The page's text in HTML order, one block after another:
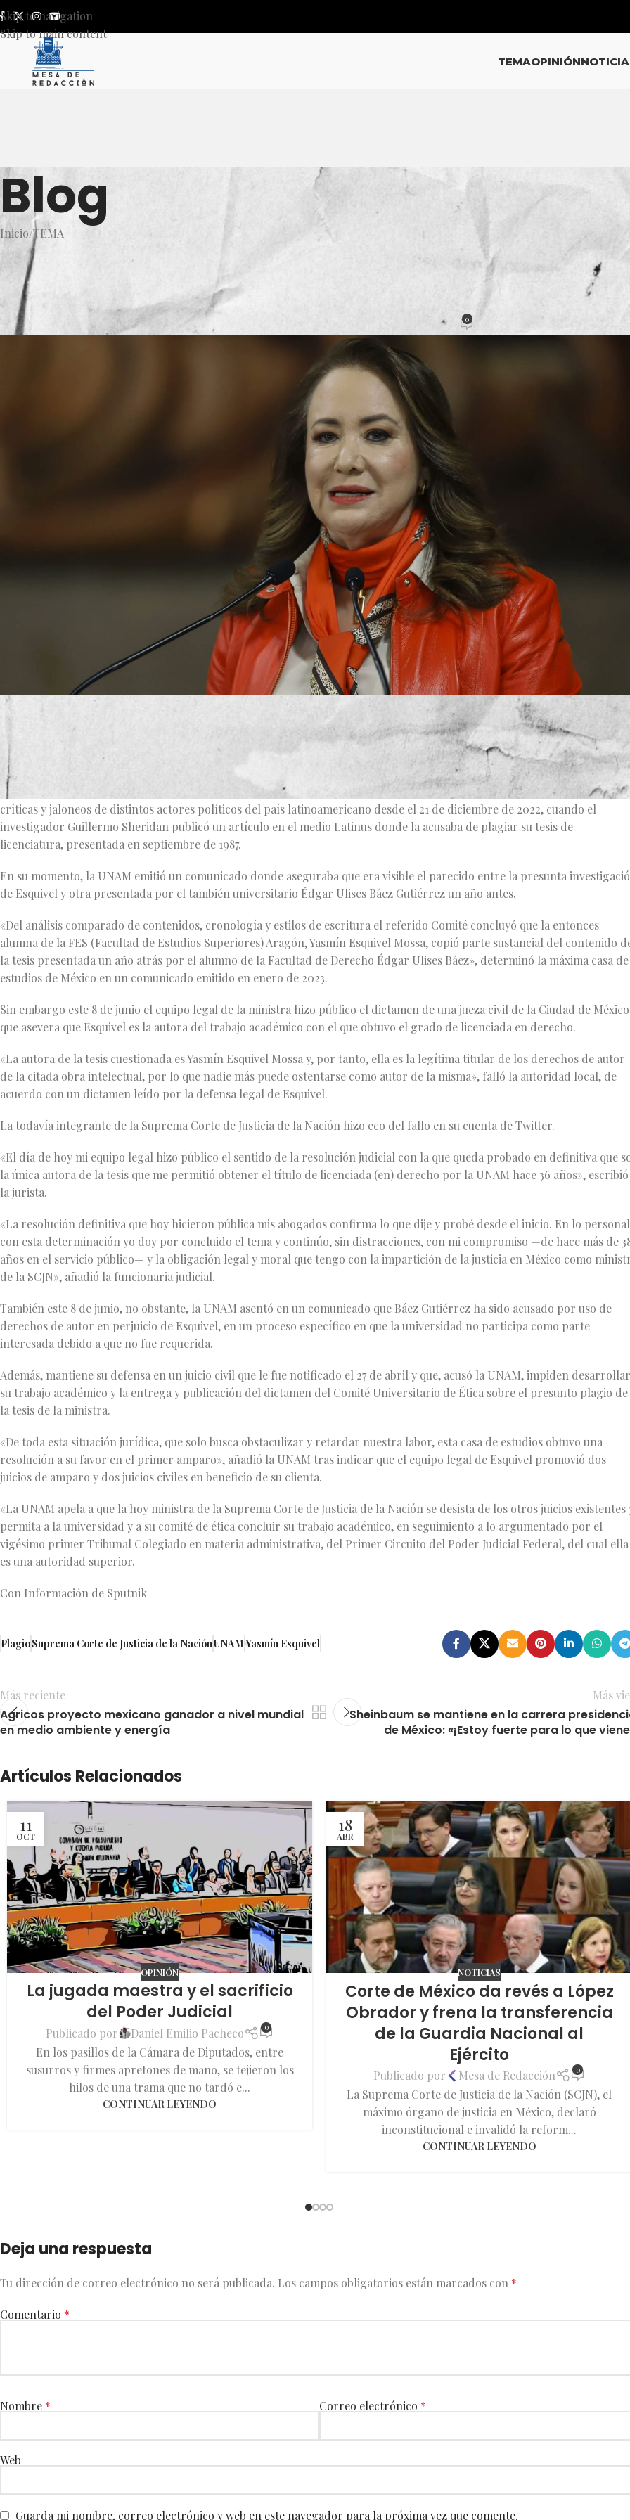
Skip to navigation
Skip to main content
TEMAOPINIÓN
Blog
Inicio TEMA
La UNAM continuará su análisis del caso de la ministra
acusada de plagio pese a fallo que la exculpa
Activado 9 junio, 2023 0
Como responsable académica de una acusación de plagio contra la ministra Yasmín Esquivel en su tesis de licenciatura, la
Universidad Nacional Autónoma de México (UNAM) advirtió que continuará con su análisis del caso, independientemente
que una autoridad de la Ciudad de México la consideró autora única del trabajo de investigación.
La ministra Esquivel, quien fue aspirante a la presidencia de la Suprema Corte de Justicia de la Nación (SCJN), ha sido foco
críticas y jaloneos de distintos actores políticos del país latinoamericano desde el 21 de diciembre de 2022, cuando el
investigador Guillermo Sheridan publicó un artículo en el medio Latinus donde la acusaba de plagiar su tesis de
licenciatura, presentada en septiembre de 1987.
En su momento, la UNAM emitió un comunicado donde aseguraba que era visible el parecido entre la presunta
de Esquivel y otra presentada por el también universitario Édgar Ulises Báez Gutiérrez un año antes.
«Del análisis comparado de contenidos, cronología y estilos de escritura el referido Comité concluyó que la entonces
alumna de la FES (Facultad de Estudios Superiores) Aragón, Yasmín Esquivel Mossa, copió parte sustancial del contenido
la tesis presentada un año atrás por el alumno de la Facultad de Derecho Édgar Ulises Báez», determinó la máxima casa de
estudios de México en un comunicado emitido en enero de 2023.
Sin embargo este 8 de junio el equipo legal de la ministra hizo público el dictamen de una jueza civil de la Ciudad de México
que asevera que Esquivel es la autora del trabajo académico con el que obtuvo el grado de licenciada en derecho.
«La autora de la tesis cuestionada es Yasmín Esquivel Mossa y, por tanto, ella es la legítima titular de los derechos de autor
de la citada obra intelectual, por lo que nadie más puede ostentarse como autor de la misma», falló la autoridad local, de
acuerdo con un dictamen leído por la defensa legal de Esquivel.
La todavía integrante de la Suprema Corte de Justicia de la Nación hizo eco del fallo en su cuenta de Twitter.
«El día de hoy mi equipo legal hizo público el sentido de la resolución judicial con la que queda probado en definitiva que
la única autora de la tesis que me permitió obtener el título de licenciada (en) derecho por la UNAM hace 36 años», escribió
la jurista.
«La resolución definitiva que hoy hicieron pública mis abogados confirma lo que dije y probé desde el inicio. En lo
con esta determinación yo doy por concluido el tema y continúo, sin distracciones, con mi compromiso —de hace más de
años en el servicio público— y la obligación legal y moral que tengo con la impartición de la justicia en México como
de la SCJN», añadió la funcionaria judicial.
También este 8 de junio, no obstante, la UNAM asentó en un comunicado que Báez Gutiérrez ha sido acusado por uso de
derechos de autor en perjuicio de Esquivel, en un proceso específico en que la universidad no participa como parte
interesada debido a que no fue requerida.
Además, mantiene su defensa en un juicio civil que le fue notificado el 27 de abril y que, acusó la UNAM, impiden desarrollar
su trabajo académico y la entrega y publicación del dictamen del Comité Universitario de Ética sobre el presunto plagio de
la tesis de la ministra.
«De toda esta situación jurídica, que solo busca obstaculizar y retardar nuestra labor, esta casa de estudios obtuvo una
resolución a su favor en el primer amparo», añadió la UNAM tras indicar que el equipo legal de Esquivel promovió dos
juicios de amparo y dos juicios civiles en beneficio de su clienta.
«La UNAM apela a que la hoy ministra de la Suprema Corte de Justicia de la Nación se desista de los otros juicios existentes
permita a la universidad y a su comité de ética concluir su trabajo académico, en seguimiento a lo argumentado por el
vigésimo primer Tribunal Colegiado en materia administrativa, del Primer Circuito del Poder Judicial Federal, del cual ella
es una autoridad superior.
Con Información de Sputnik
PlagioSuprema Corte de Justicia de la NaciónUNAMYasmín Esquivel
Más reciente
Agricos proyecto mexicano ganador a nivel mundial
en medio ambiente y energía
Más
Sheinbaum se mantiene en la carrera
de México: «¡Estoy fuerte para lo que
Artículos Relacionados
11
OCT
OPINIÓN
La jugada maestra y el sacrificio
del Poder Judicial
Publicado por Daniel Emilio Pacheco 0
En los pasillos de la Cámara de Diputados, entre
susurros y firmes apretones de mano, se tejieron los
hilos de una trama que no tardó e...
CONTINUAR LEYENDO
18
ABR
NOTICIAS
Corte de México da revés a López
Obrador y frena la transferencia
de la Guardia Nacional al
Ejército
Publicado por Mesa de Redacción 0
La Suprema Corte de Justicia de la Nación (SCJN), el
máximo órgano de justicia en México, declaró
inconstitucional e invalidó la reform...
CONTINUAR LEYENDO
Deja una respuesta
Tu dirección de correo electrónico no será publicada. Los campos obligatorios están marcados con *
Comentario *
Nombre * Correo electrónico *
Web
Guarda mi nombre, correo electrónico y web en este navegador para la próxima vez que comente.